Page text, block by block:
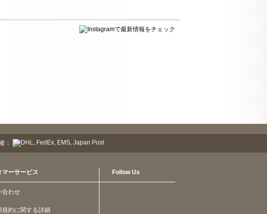
：
マーサービス
合わせ
規約に関する詳細
Follow Us